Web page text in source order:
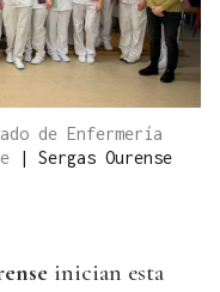
de Enfermería
| Sergas Ourense
inician esta